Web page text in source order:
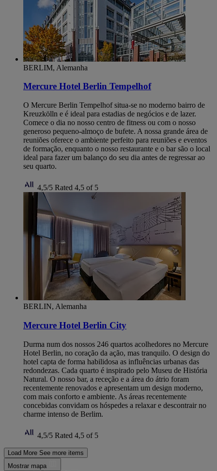
BERLIM, Alemanha
Mercure Hotel Berlin Tempelhof
O Mercure Berlin Tempelhof situa-se no moderno bairro de
Kreuzkölln e é ideal para estadias de negócios e de lazer.
Comece o dia no nosso centro de fitness ou com o nosso
generoso pequeno-almoço de bufete. A nossa grande área de
reuniões oferece o ambiente perfeito para reuniões e eventos
de formação, enquanto o nosso restaurante e o bar são o local
ideal para fazer um balanço do seu dia antes de regressar ao
seu quarto.
4,5/5 Rated 4,5 of 5
BERLIN, Alemanha
Mercure Hotel Berlin City
Durma num dos nossos 246 quartos acolhedores no Mercure
Hotel Berlin, no coração da ação, mas tranquilo. O design do
hotel capta de forma habilidosa as influências urbanas das
redondezas. Cada quarto é inspirado pelo Museu de História
Natural. O nosso bar, a receção e a área do átrio foram
recentemente renovados e apresentam um design moderno,
com mais conforto e ambiente. As áreas recentemente
concebidas convidam os hóspedes a relaxar e descontrair no
charme intenso de Berlim.
4,5/5 Rated 4,5 of 5
Load More See more items
Mostrar mapa